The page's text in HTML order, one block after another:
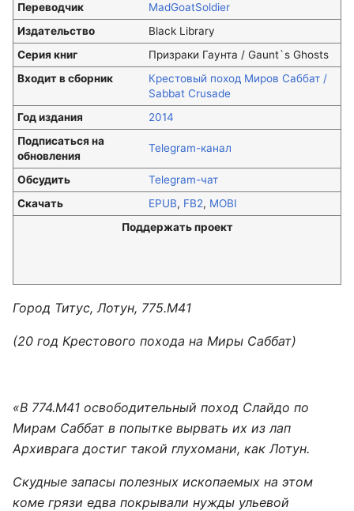
Переводчик
MadGoatSoldier
Издательство
Black Library
Серия книг
Призраки Гаунта / Gaunt`s Ghosts
Входит в сборник
Крестовый поход Миров Саббат /
Sabbat Crusade
Год издания
2014
Подписаться на
обновления
Telegram-канал
Обсудить
Telegram-чат
Скачать
EPUB, FB2, MOBI
Поддержать проект
Город Титус, Лотун, 775.М41
(20 год Крестового похода на Миры Саббат)
«В 774.М41 освободительный поход Слайдо по
Мирам Саббат в попытке вырвать их из лап
Архиврага достиг такой глухомани, как Лотун.
Скудные запасы полезных ископаемых на этом
коме грязи едва покрывали нужды ульевой